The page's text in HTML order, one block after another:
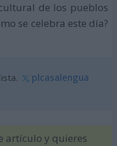
de los pueblos
se celebra este día?
plcasalengua
artículo y quieres